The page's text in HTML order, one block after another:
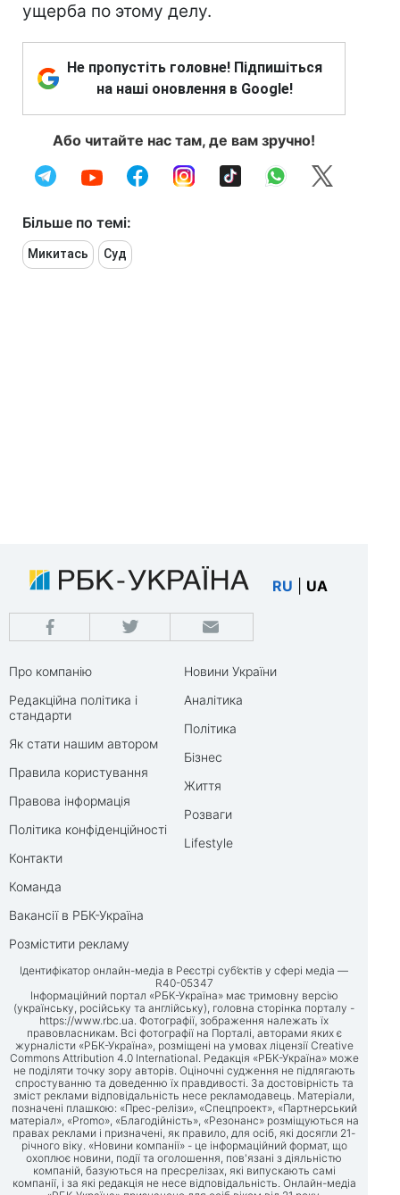
ущерба по этому делу.
Не пропустіть головне! Підпишіться
на наші оновлення в Google!
Або читайте нас там, де вам зручно!
Більше по темі:
Микитась Суд
RU UA
Про компанію
Редакційна політика і
стандарти
Як стати нашим автором
Правила користування
Правова інформація
Політика конфіденційності
Контакти
Команда
Вакансії в РБК-Україна
Розмістити рекламу
Новини України
Аналітика
Політика
Бізнес
Життя
Розваги
Lifestyle
Ідентифікатор онлайн-медіа в Реєстрі суб’єктів у сфері медіа —
R40-05347
Інформаційний портал «РБК-Україна» має тримовну версію
(українську, російську та англійську), головна сторінка порталу -
https://www.rbc.ua. Фотографії, зображення належать їх
правовласникам. Всі фотографії на Порталі, авторами яких є
журналісти «РБК-Україна», розміщені на умовах ліцензії Creative
Commons Attribution 4.0 International. Редакція «РБК-Україна» може
не поділяти точку зору авторів. Оціночні судження не підлягають
спростуванню та доведенню їх правдивості. За достовірність та
зміст реклами відповідальність несе рекламодавець. Матеріали,
позначені плашкою: «Прес-релізи», «Спецпроект», «Партнерський
матеріал», «Promo», «Благодійність», «Резонанс» розміщуються на
правах реклами і призначені, як правило, для осіб, які досягли 21-
річного віку. «Новини компанії» - це інформаційний формат, що
охоплює новини, події та оголошення, пов'язані з діяльністю
компаній, базуються на пресрелізах, які випускають самі
компанії, і за які редакція не несе відповідальність. Онлайн-медіа